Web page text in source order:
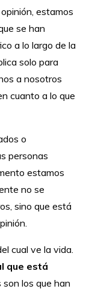
estamos
se han
a lo largo de la
solo para
a nosotros
cuanto a lo que
o
personas
estamos
no se
sino que está
cual ve la vida.
que está
son los que han